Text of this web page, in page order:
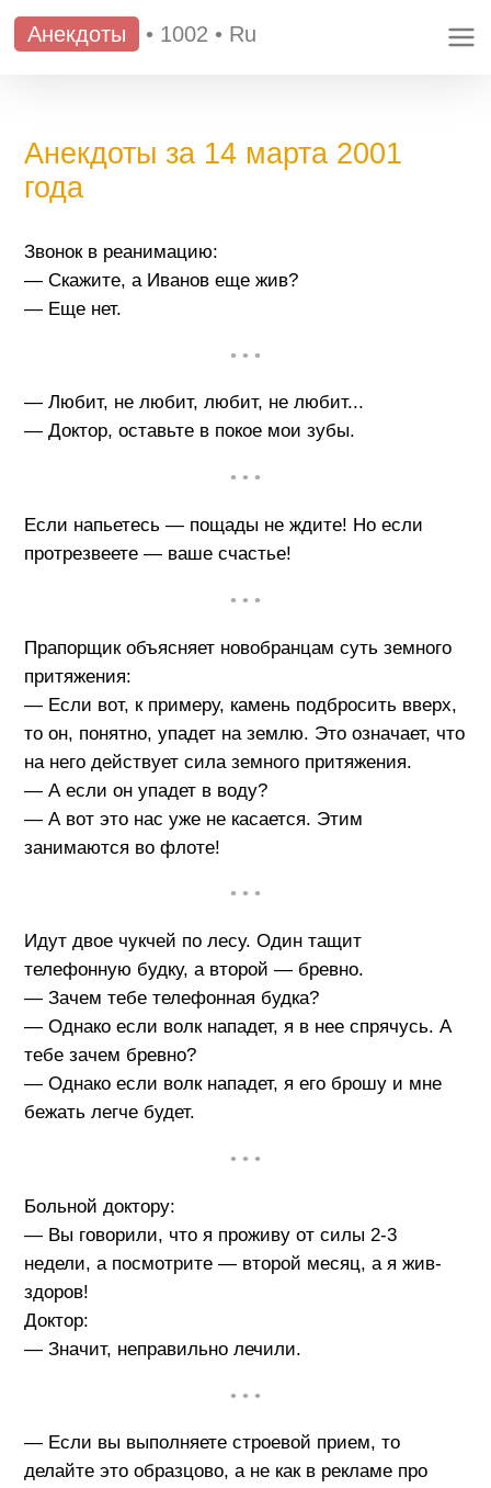
Анекдоты • 1002 • Ru
Анекдоты за 14 марта 2001
года
Звонок в реанимацию:
— Скажите, а Иванов еще жив?
— Еще нет.
• • •
— Любит, не любит, любит, не любит...
— Доктор, оставьте в покое мои зубы.
• • •
Если напьетесь — пощады не ждите! Но если
протрезвеете — ваше счастье!
• • •
Прапорщик объясняет новобранцам суть земного
притяжения:
— Если вот, к примеру, камень подбросить вверх,
то он, понятно, упадет на землю. Это означает, что
на него действует сила земного притяжения.
— А если он упадет в воду?
— А вот это нас уже не касается. Этим
занимаются во флоте!
• • •
Идут двое чукчей по лесу. Один тащит
телефонную будку, а второй — бревно.
— Зачем тебе телефонная будка?
— Однако если волк нападет, я в нее спрячусь. А
тебе зачем бревно?
— Однако если волк нападет, я его брошу и мне
бежать легче будет.
• • •
Больной доктору:
— Вы говорили, что я проживу от силы 2-3
недели, а посмотрите — второй месяц, а я жив-
здоров!
Доктор:
— Значит, неправильно лечили.
• • •
— Если вы выполняете строевой прием, то
делайте это образцово, а не как в рекламе про